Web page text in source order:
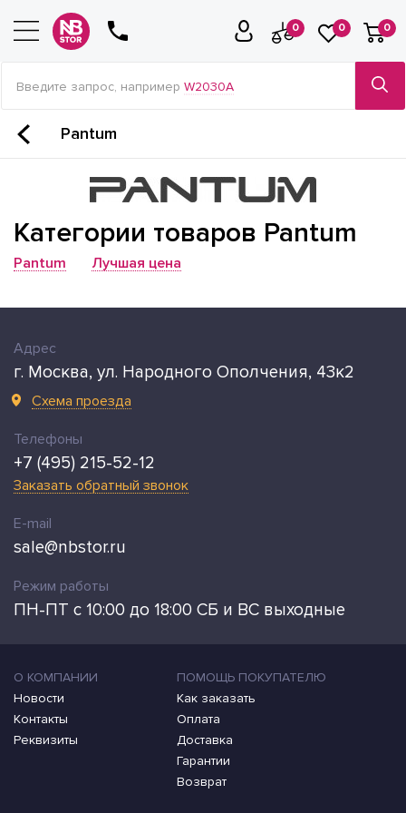
0 0 0
Введите запрос, например W2030A
Pantum
Категории товаров Pantum
Pantum Лучшая цена
Адрес
г. Москва, ул. Народного Ополчения, 43к2
Схема проезда
Телефоны
+7 (495) 215-52-12
Заказать обратный звонок
E-mail
sale@nbstor.ru
Режим работы
ПН-ПТ с 10:00 до 18:00 СБ и ВС выходные
О КОМПАНИИ
Новости
Контакты
Реквизиты
ПОМОЩЬ ПОКУПАТЕЛЮ
Как заказать
Оплата
Доставка
Гарантии
Возврат